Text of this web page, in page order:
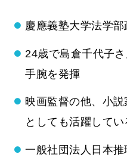
慶應義塾大学法学
24歳で島倉千代子
手腕を発揮
映画監督の他、小
としても活躍してい
一般社団法人日本